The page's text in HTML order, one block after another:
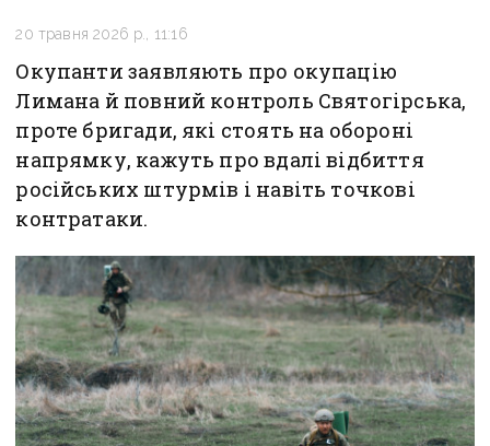
20 травня 2026 р., 11:16
Окупанти заявляють про окупацію
Лимана й повний контроль Святогірська,
проте бригади, які стоять на обороні
напрямку, кажуть про вдалі відбиття
російських штурмів і навіть точкові
контратаки.